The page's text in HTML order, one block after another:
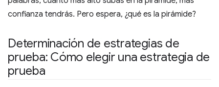
confianza tendrás. Pero espera, ¿qué es la pirámide?
Determinación de estrategias de
prueba: Cómo elegir una estrategia de
prueba